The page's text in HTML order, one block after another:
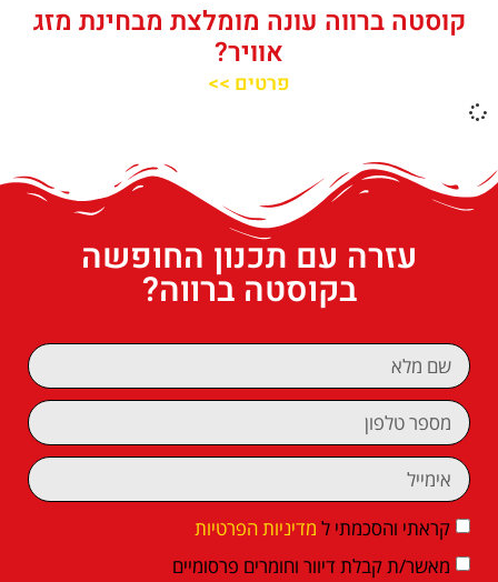
קוסטה ברווה עונה מומלצת מבחינת מזג
אוויר?
פרטים >>
עזרה עם תכנון החופשה
בקוסטה ברווה?
קראתי והסכמתי ל מדיניות הפרטיות
מאשר/ת קבלת דיוור וחומרים פרסומיים